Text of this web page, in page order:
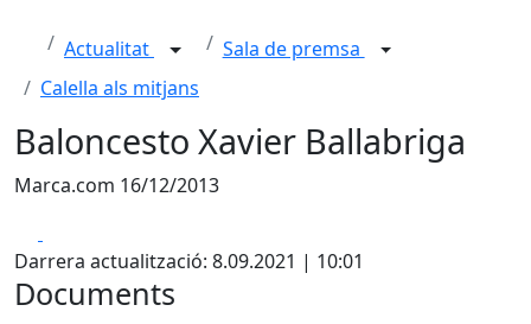
Actualitat
Sala de premsa
Calella als mitjans
Baloncesto Xavier Ballabriga
Marca.com 16/12/2013
Darrera actualització: 8.09.2021 | 10:01
Documents